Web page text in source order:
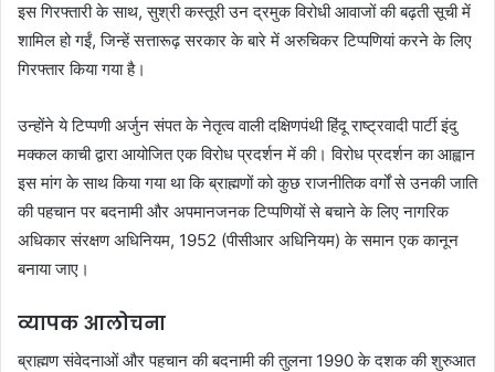
इस गिरफ्तारी के साथ, सुश्री कस्तूरी उन द्रमुक विरोधी आवाजों की बढ़ती सूची में
शामिल हो गईं, जिन्हें सत्तारूढ़ सरकार के बारे में अरुचिकर टिप्पणियां करने के लिए
गिरफ्तार किया गया है।
उन्होंने ये टिप्पणी अर्जुन संपत के नेतृत्व वाली दक्षिणपंथी हिंदू राष्ट्रवादी पार्टी इंदु
मक्कल काची द्वारा आयोजित एक विरोध प्रदर्शन में की। विरोध प्रदर्शन का आह्वान
इस मांग के साथ किया गया था कि ब्राह्मणों को कुछ राजनीतिक वर्गों से उनकी जाति
की पहचान पर बदनामी और अपमानजनक टिप्पणियों से बचाने के लिए नागरिक
अधिकार संरक्षण अधिनियम, 1952 (पीसीआर अधिनियम) के समान एक कानून
बनाया जाए।
व्यापक आलोचना
ब्राह्मण संवेदनाओं और पहचान की बदनामी की तुलना 1990 के दशक की शुरुआत